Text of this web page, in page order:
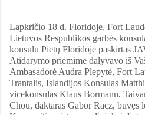
Lapkričio 18 d. Floridoje, Fort
Lietuvos Respublikos garbės
konsulu Pietų Floridoje paskirtas
Atidarymo priėmime dalyvavo iš
Ambasadorė Audra Plepytė, Fort
Trantalis, Islandijos Konsulas
vicekonsulas Klaus Bormann,
Chou, daktaras Gabor Racz, buvęs